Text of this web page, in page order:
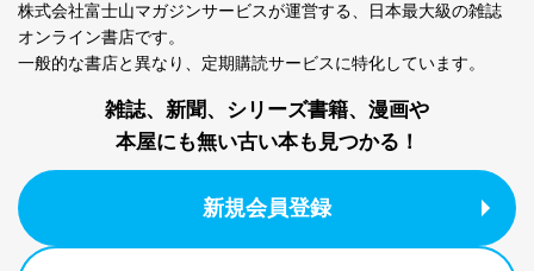
株式会社富士山マガジンサービスが運営する、
日本最大級の雑誌
オンライン書店です。
一般的な書店と異なり、 定期購読サービスに特化しています。
雑誌、新聞、シリーズ書籍、漫画や
本屋にも無い古い本も見つかる！
新規会員登録